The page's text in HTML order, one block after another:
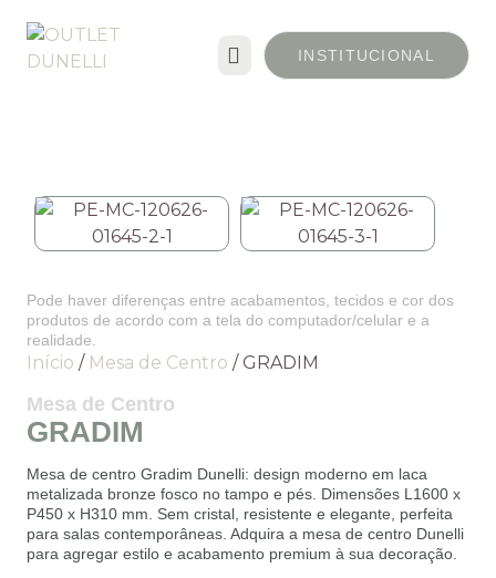
INSTITUCIONAL
Pode haver diferenças entre acabamentos, tecidos e cor dos
produtos de acordo com a tela do computador/celular e a
realidade.
Início / Mesa de Centro / GRADIM
Mesa de Centro
GRADIM
Mesa de centro Gradim Dunelli: design moderno em laca
metalizada bronze fosco no tampo e pés. Dimensões L1600 x
P450 x H310 mm. Sem cristal, resistente e elegante, perfeita
para salas contemporâneas. Adquira a mesa de centro Dunelli
para agregar estilo e acabamento premium à sua decoração.